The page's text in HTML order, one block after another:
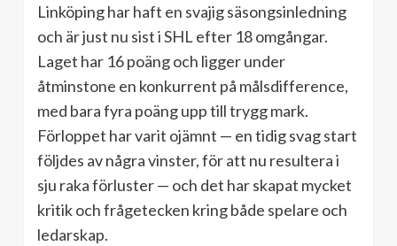
Linköping har haft en svajig säsongsinledning
och är just nu sist i SHL efter 18 omgångar.
Laget har 16 poäng och ligger under
åtminstone en konkurrent på målsdifference,
med bara fyra poäng upp till trygg mark.
Förloppet har varit ojämnt — en tidig svag start
följdes av några vinster, för att nu resultera i
sju raka förluster — och det har skapat mycket
kritik och frågetecken kring både spelare och
ledarskap.